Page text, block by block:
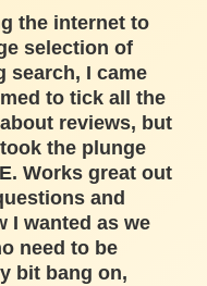
the internet to
selection of
search, I came
to tick all the
reviews, but
the plunge
Works great out
and
I wanted as we
need to be
bit bang on,